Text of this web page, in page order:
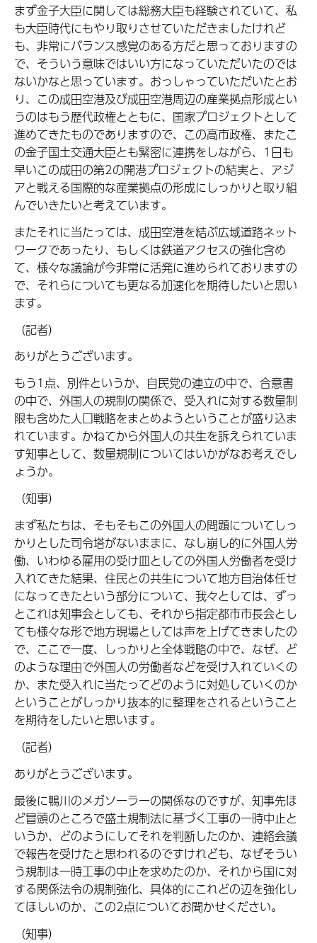
まず金子大臣に関しては総務大臣も経験されていて、私
も大臣時代にもやり取りさせていただきましたけれど
も、非常にバランス感覚のある方だと思っておりますの
で、そういう意味ではいい方になっていただいたのでは
ないかなと思っています。おっしゃっていただいたとお
り、この成田空港及び成田空港周辺の産業拠点形成とい
うのはもう歴代政権とともに、国家プロジェクトとして
進めてきたものでありますので、この高市政権、またこ
の金子国土交通大臣とも緊密に連携をしながら、1日も
早いこの成田の第2の開港プロジェクトの結実と、アジ
アと戦える国際的な産業拠点の形成にしっかりと取り組
んでいきたいと考えています。
またそれに当たっては、成田空港を結ぶ広域道路ネット
ワークであったり、もしくは鉄道アクセスの強化含め
て、様々な議論が今非常に活発に進められておりますの
で、それらについても更なる加速化を期待したいと思い
ます。
（記者）
ありがとうございます。
もう1点、別件というか、自民党の連立の中で、合意書
の中で、外国人の規制の関係で、受入れに対する数量制
限も含めた人口戦略をまとめようということが盛り込ま
れています。かねてから外国人の共生を訴えられていま
す知事として、数量規制についてはいかがなお考えでし
ょうか。
（知事）
まず私たちは、そもそもこの外国人の問題についてしっ
かりとした司令塔がないままに、なし崩し的に外国人労
働、いわゆる雇用の受け皿としての外国人労働者を受け
入れてきた結果、住民との共生について地方自治体任せ
になってきたという部分について、我々としては、ずっ
とこれは知事会としても、それから指定都市市長会とし
ても様々な形で地方現場としては声を上げてきましたの
で、ここで一度、しっかりと全体戦略の中で、なぜ、ど
のような理由で外国人の労働者などを受け入れていくの
か、また受入れに当たってどのように対処していくのか
ということがしっかり抜本的に整理をされるということ
を期待をしたいと思います。
（記者）
ありがとうございます。
最後に鴨川のメガソーラーの関係なのですが、知事先ほ
ど冒頭のところで盛土規制法に基づく工事の一時中止と
いうか、どのようにしてそれを判断したのか、連絡会議
で報告を受けたと思われるのですけれども、なぜそうい
う規制は一時工事の中止を求めたのか、それから国に対
する関係法令の規制強化、具体的にこれどの辺を強化し
てほしいのか、この2点についてお聞かせください。
（知事）